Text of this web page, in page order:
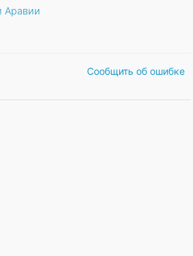
Аравии
Сообщить об ошибке